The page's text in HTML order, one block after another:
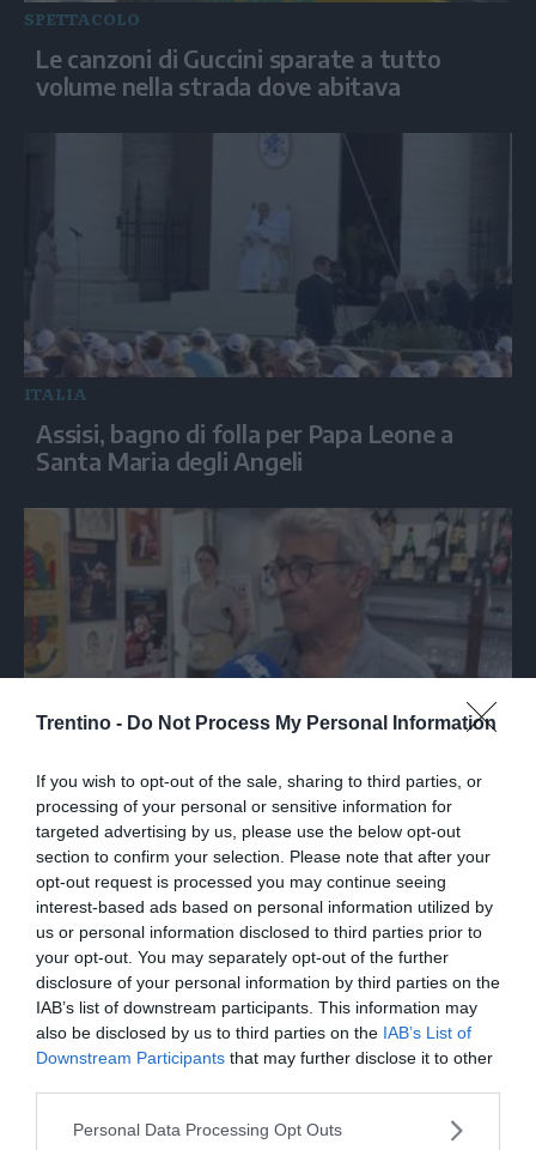
Trentino - Do Not Process My Personal Information
If you wish to opt-out of the sale, sharing to third parties, or
processing of your personal or sensitive information for
targeted advertising by us, please use the below opt-out
section to confirm your selection. Please note that after your
opt-out request is processed you may continue seeing
interest-based ads based on personal information utilized by
us or personal information disclosed to third parties prior to
your opt-out. You may separately opt-out of the further
disclosure of your personal information by third parties on the
IAB’s list of downstream participants. This information may
also be disclosed by us to third parties on the IAB’s List of
Downstream Participants that may further disclose it to other
Personal Data Processing Opt Outs
SPETTACOLO
Le canzoni di Guccini sparate a tutto
volume nella strada dove abitava
ITALIA
Assisi, bagno di folla per Papa Leone a
Santa Maria degli Angeli
Nella trattoria bolognese dove Guccini
tirava tardi: «Qua viveva di notte»